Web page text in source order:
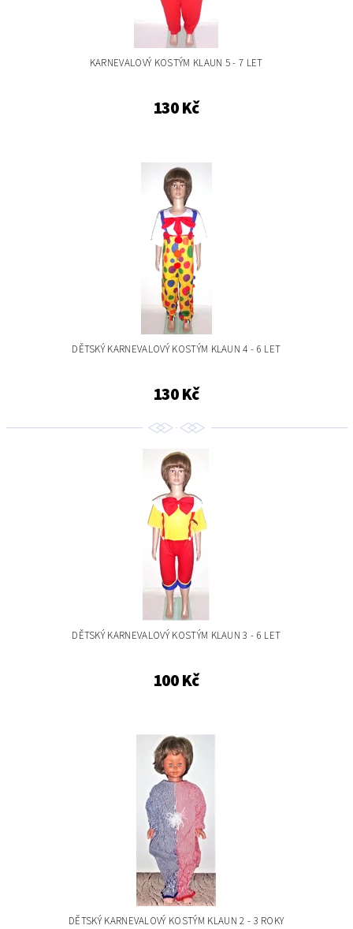
KARNEVALOVÝ KOSTÝM KLAUN 5 - 7 LET
130 Kč
DĚTSKÝ KARNEVALOVÝ KOSTÝM KLAUN 4 - 6 LET
130 Kč
DĚTSKÝ KARNEVALOVÝ KOSTÝM KLAUN 3 - 6 LET
100 Kč
DĚTSKÝ KARNEVALOVÝ KOSTÝM KLAUN 2 - 3 ROKY